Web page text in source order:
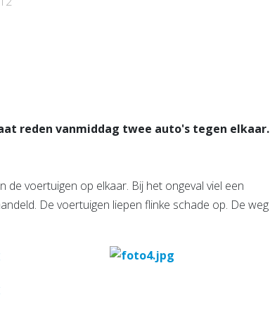
reden vanmiddag twee auto's tegen elkaar.
voertuigen op elkaar. Bij het ongeval viel een
De voertuigen liepen flinke schade op. De weg